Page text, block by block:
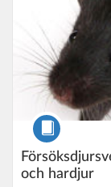
och hardjur
Kurs